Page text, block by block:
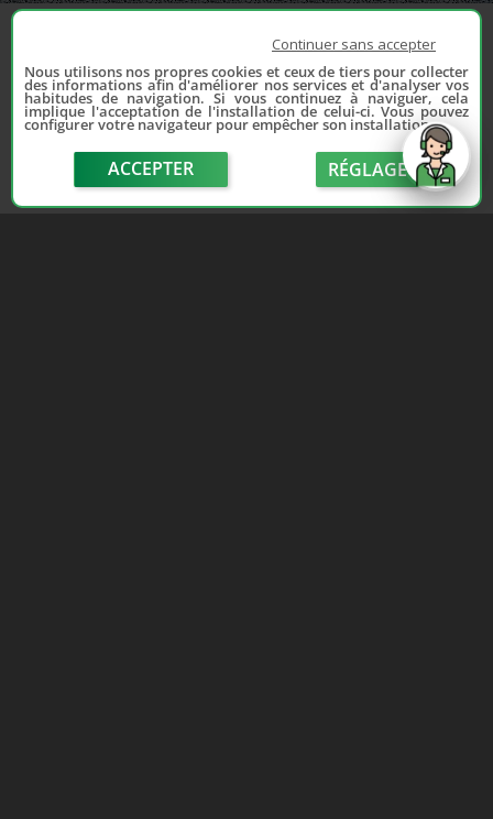
Continuer sans accepter
Nous utilisons nos propres cookies et ceux de tiers pour collecter
des informations afin d'améliorer nos services et d'analyser vos
habitudes de navigation. Si vous continuez à naviguer, cela
implique l'acceptation de l'installation de celui-ci. Vous pouvez
configurer votre navigateur pour empêcher son installation.
ACCEPTER RÉGLAGE